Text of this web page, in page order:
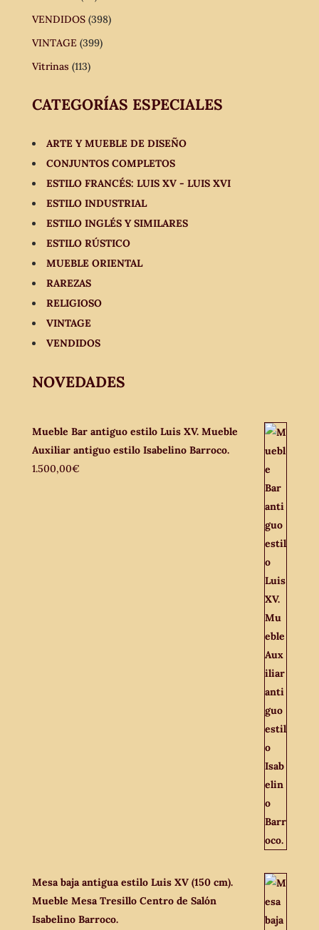
VENDIDOS (398)
VINTAGE (399)
Vitrinas (113)
CATEGORÍAS ESPECIALES
ARTE Y MUEBLE DE DISEÑO
CONJUNTOS COMPLETOS
ESTILO FRANCÉS: LUIS XV - LUIS XVI
ESTILO INDUSTRIAL
ESTILO INGLÉS Y SIMILARES
ESTILO RÚSTICO
MUEBLE ORIENTAL
RAREZAS
RELIGIOSO
VINTAGE
VENDIDOS
NOVEDADES
Mueble Bar antiguo estilo Luis XV. Mueble
Auxiliar antiguo estilo Isabelino Barroco.
1.500,00€
Mesa baja antigua estilo Luis XV (150 cm).
Mueble Mesa Tresillo Centro de Salón
Isabelino Barroco.